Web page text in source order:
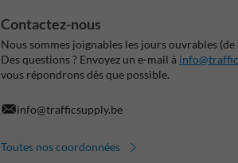
Contactez-nous
Nous sommes joignables les jours ouvrables
Des questions ? Envoyez un e-mail à
vous répondrons dès que possible.
info@trafficsupply.be
Toutes nos coordonnées